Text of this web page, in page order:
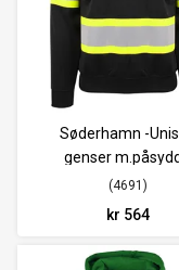
Søderhamn -
genser
reflekser og fluor.
4691
kr 564